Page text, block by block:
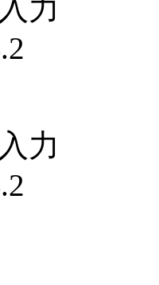
力
力